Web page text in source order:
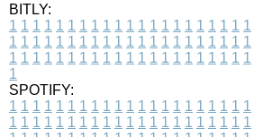
BITLY:
1 1 1 1 1 1 1 1 1 1 1 1 1 1 1 1 1 1 1 1 1
1 1 1 1 1 1 1 1 1 1 1 1 1 1 1 1 1 1 1 1 1
1 1 1 1 1 1 1 1 1 1 1 1 1 1 1 1 1 1 1 1 1
1
SPOTIFY:
1 1 1 1 1 1 1 1 1 1 1 1 1 1 1 1 1 1 1 1 1
1 1 1 1 1 1 1 1 1 1 1 1 1 1 1 1 1 1 1 1 1